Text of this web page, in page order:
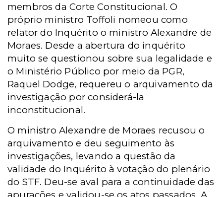
membros da Corte Constitucional. O
próprio ministro Toffoli nomeou como
relator do Inquérito o ministro Alexandre de
Moraes. Desde a abertura do inquérito
muito se questionou sobre sua legalidade e
o Ministério Público por meio da PGR,
Raquel Dodge, requereu o arquivamento da
investigação por considerá-la
inconstitucional.
O ministro Alexandre de Moraes recusou o
arquivamento e deu seguimento às
investigações, levando a questão da
validade do Inquérito à votação do plenário
do STF. Deu-se aval para a continuidade das
apurações e validou-se os atos passados. A